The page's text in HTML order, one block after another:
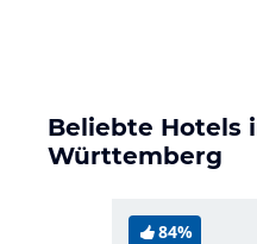
Beliebte Hotels
Württemberg
84%